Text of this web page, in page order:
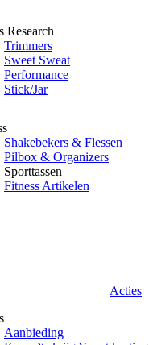
Research
Trimmers
Sweet Sweat
Performance
Stick/Jar
Shakebekers & Flessen
Pilbox & Organizers
Sporttassen
Fitness Artikelen
Acties
Aanbieding